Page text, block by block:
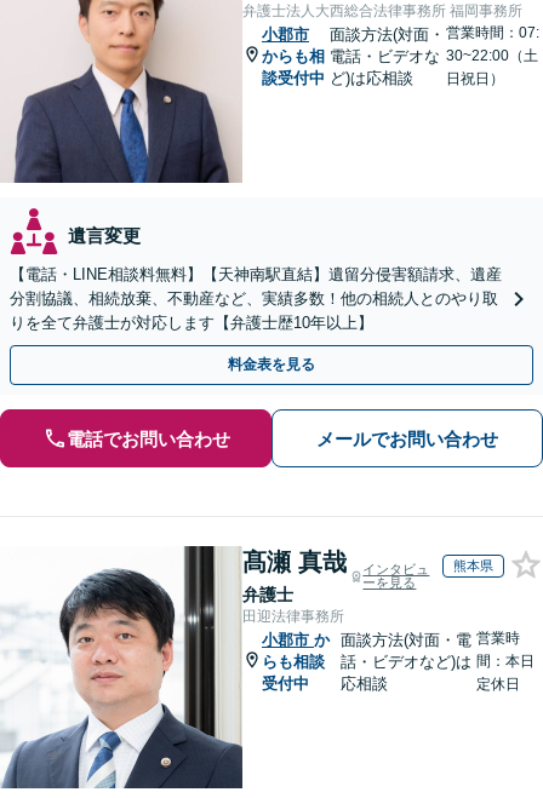
弁護士法人大西総合法律事務所 福岡事務所
小郡市
からも相
談受付中
面談方法(対面・
電話・ビデオな
ど)は応相談
営業時間：07:
30~22:00（土
日祝日）
遺言変更
【電話・LINE相談料無料】【天神南駅直結】遺留分侵害額請求、遺産
分割協議、相続放棄、不動産など、実績多数！他の相続人とのやり取
りを全て弁護士が対応します【弁護士歴10年以上】
料金表を見る
電話でお問い合わせ メールでお問い合わせ
髙瀬 真哉
弁護士
インタビュ
ーを見る
熊本県
田迎法律事務所
小郡市 か
らも相談
受付中
面談方法(対面・電
話・ビデオなど)は
応相談
営業時
間：本日
定休日